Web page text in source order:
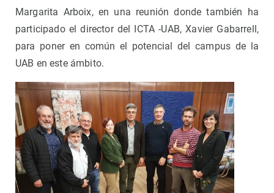
Margarita Arboix, en una reunión donde también ha
participado el director del ICTA -UAB, Xavier Gabarrell,
para poner en común el potencial del campus de la
UAB en este ámbito.